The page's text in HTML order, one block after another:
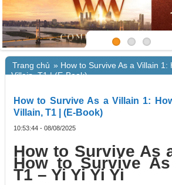
Trang chủ » How to Survive As a Villain 1:
Villain, T1 | (E-Book)
How to Survive As a Villain 1:
Villain, T1 | (E-Book)
10:53:44 - 08/08/2025
How to Survive As
How to Survive
T1 – Yi Yi Yi Yi